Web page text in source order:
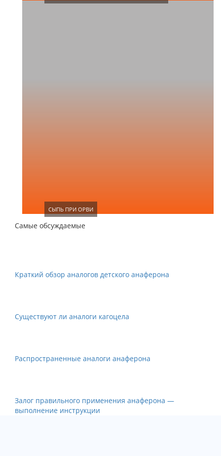
СЫПЬ ПРИ ОРВИ
Самые обсуждаемые
Краткий обзор аналогов детского анаферона
Существуют ли аналоги кагоцела
Распространенные аналоги анаферона
Залог правильного применения анаферона —
выполнение инструкции